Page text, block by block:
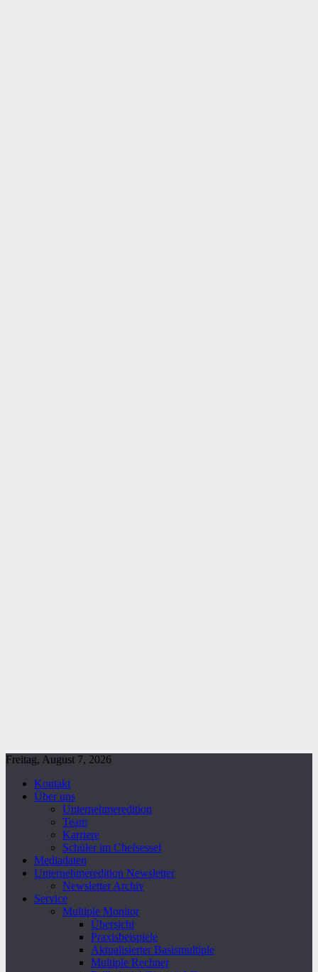
Freitag, August 7, 2026
Kontakt
Über uns
Unternehmeredition
Team
Karriere
Schüler im Chefsessel
Mediadaten
Unternehmeredition Newsletter
Newsletter Archiv
Service
Multiple Monitor
Übersicht
Praxisbeispiele
Aktualisierter Basismultiple
Multiple Rechner